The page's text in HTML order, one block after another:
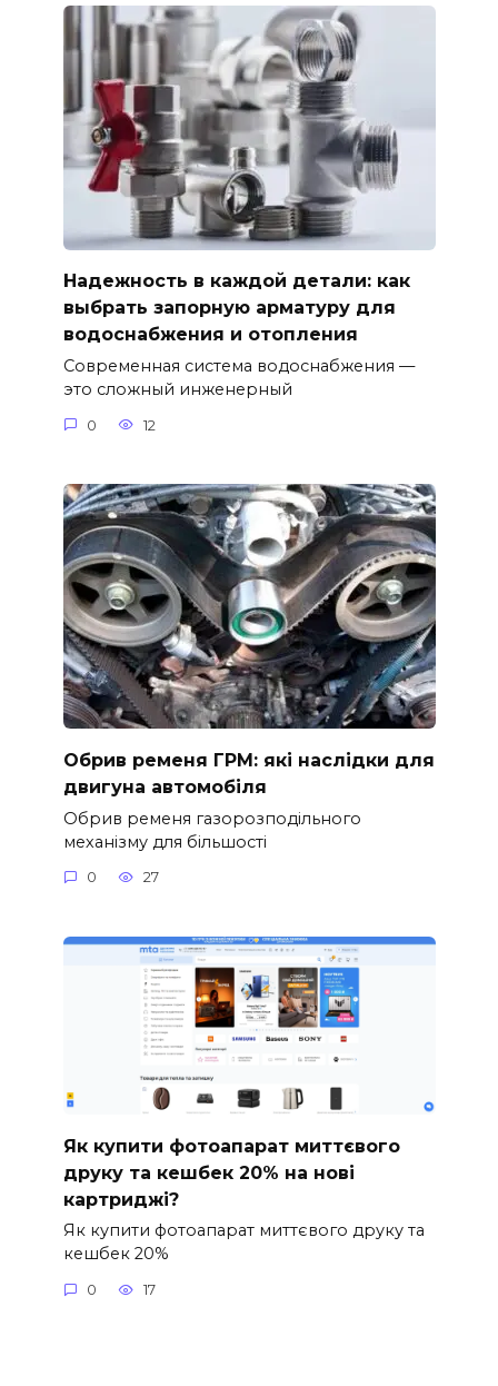
Надежность в каждой детали: как
выбрать запорную арматуру для
водоснабжения и отопления
Современная система водоснабжения —
это сложный инженерный
0 12
Обрив ременя ГРМ: які наслідки для
двигуна автомобіля
Обрив ременя газорозподільного
механізму для більшості
0 27
Як купити фотоапарат миттєвого
друку та кешбек 20% на нові
картриджі?
Як купити фотоапарат миттєвого друку та
кешбек 20%
0 17